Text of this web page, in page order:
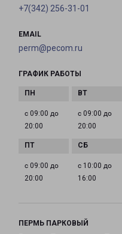
+7(342) 256-31-01
EMAIL
perm@pecom.ru
ГРАФИК РАБОТЫ
с 09:00 до
20:00
с 09:00 до
20:00
с 09:00 до
20:00
с 10:00 до
16:00
ПЕРМЬ ПАРКОВЫЙ